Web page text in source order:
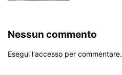
Nessun commento
Esegui l'accesso per commentare.